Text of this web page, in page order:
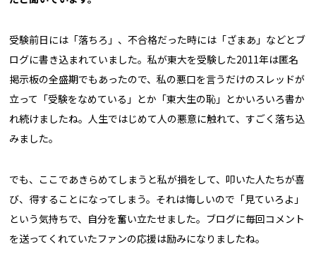
受験前日には「落ちろ」、不合格だった時には「ざまあ」などとブ
ログに書き込まれていました。私が東大を受験した2011年は匿名
掲示板の全盛期でもあったので、私の悪口を言うだけのスレッドが
立って「受験をなめている」とか「東大生の恥」とかいろいろ書か
れ続けましたね。人生ではじめて人の悪意に触れて、すごく落ち込
みました。
でも、ここであきらめてしまうと私が損をして、叩いた人たちが喜
び、得することになってしまう。それは悔しいので「見ていろよ」
という気持ちで、自分を奮い立たせました。ブログに毎回コメント
を送ってくれていたファンの応援は励みになりましたね。